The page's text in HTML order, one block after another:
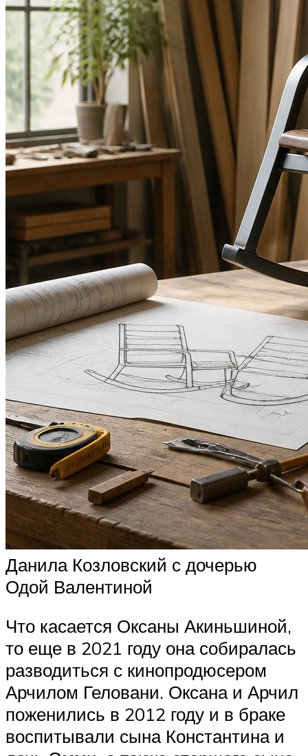
Данила Козловский с дочерью
Одой Валентиной
Что касается Оксаны Акиньшиной,
то еще в 2021 году она собиралась
разводиться с кинопродюсером
Арчилом Геловани. Оксана и Арчил
поженились в 2012 году и в браке
воспитывали сына Константина и